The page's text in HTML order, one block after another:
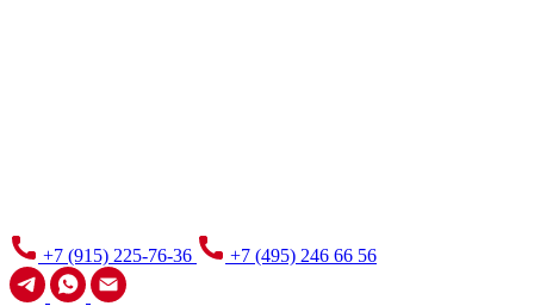
+7 (915) 225-76-36 +7 (495) 246 66 56